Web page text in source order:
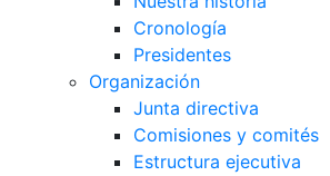
Cronología
Presidentes
Organización
Junta directiva
Comisiones y comités
Estructura ejecutiva